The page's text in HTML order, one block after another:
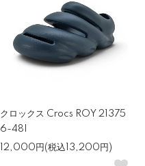
クロックス Crocs ROY 21375
6-48I
12,000円(税込13,200円)